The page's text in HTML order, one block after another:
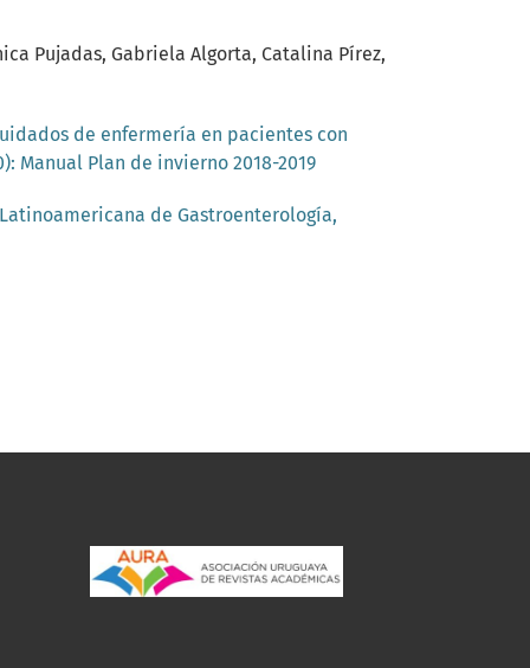
Pujadas, Gabriela Algorta, Catalina Pírez,
de enfermería en pacientes con
Manual Plan de invierno 2018-2019
de Gastroenterología,